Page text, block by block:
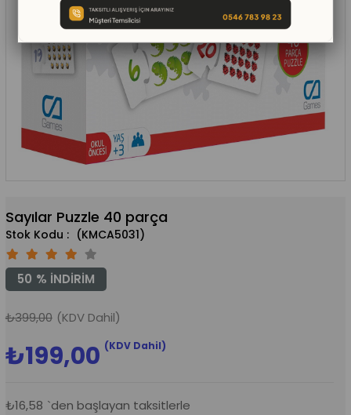
Sayılar Puzzle 40 parça
(KMCA5031)
%
50 İNDIRIM
₺399,00 (KDV Dahil)
₺199,00 (KDV Dahil)
₺16,58 `den başlayan taksitlerle